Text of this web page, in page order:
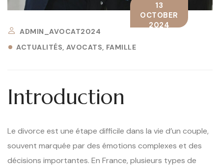
ADMIN_AVOCAT2024
ACTUALITÉS AVOCATS FAMILLE
13
OCTOBER
2024
Introduction
Le divorce est une étape difficile dans la vie d’un couple,
souvent marquée par des émotions complexes et des
décisions importantes. En France, plusieurs types de